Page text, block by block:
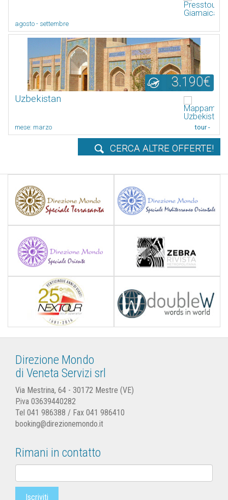
Direzione Mondo
di Veneta Servizi srl
Via Mestrina, 64 - 30172 Mestre (VE)
P.iva 03639440282
Tel 041 986388 / Fax 041 986410
booking@direzionemondo.it
Rimani in contatto